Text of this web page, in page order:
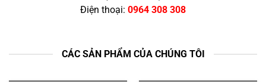
Điện thoại: 0964 308 308
CÁC SẢN PHẨM CỦA CHÚNG TÔI